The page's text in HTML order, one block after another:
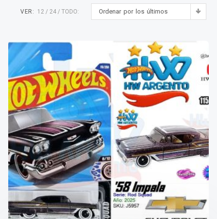
Ordenar por los últimos
VER: 12 24 TODO: